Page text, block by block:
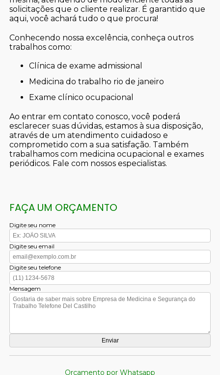
solicitações que o cliente realizar. É garantido que
aqui, você achará tudo o que procura!
Conhecendo nossa excelência, conheça outros
trabalhos como:
clínica de exame admissional
medicina do trabalho rio de janeiro
exame clínico ocupacional
Ao entrar em contato conosco, você poderá
esclarecer suas dúvidas, estamos à sua disposição,
através de um atendimento cuidadoso e
comprometido com a sua satisfação. Também
trabalhamos com medicina ocupacional e exames
periódicos. Fale com nossos especialistas.
FAÇA UM ORÇAMENTO
Digite seu nome
Digite seu email
Digite seu telefone
Mensagem
Orçamento por Whatsapp